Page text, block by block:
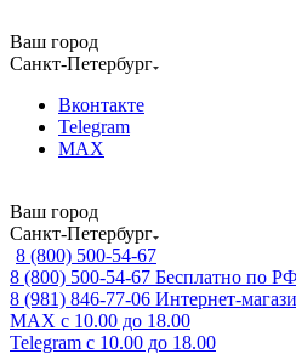
Ваш город
Санкт-Петербург
Вконтакте
Telegram
MAX
Ваш город
Санкт-Петербург
8 (800) 500-54-67
8 (800) 500-54-67 Бесплатно по РФ
8 (981) 846-77-06 Интернет-
MAX с 10.00 до 18.00
Telegram с 10.00 до 18.00